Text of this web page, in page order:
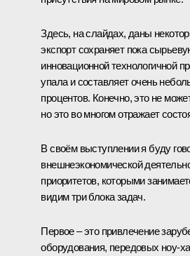
Здесь, на слайдах, даны
экспорт сохраняет пока
инновационной технологичной
упала и составляет очень
процентов. Конечно, это не
но это во многом отражает
В своём выступлении я буду
внешнеэкономической
приоритетов, которыми
видим три блока задач.
Первое – это привлечение
оборудования, передовых ноу-